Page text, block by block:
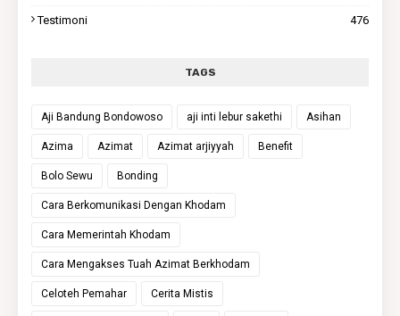
Testimoni 476
TAGS
Aji Bandung Bondowoso aji inti lebur sakethi Asihan
Azima Azimat Azimat arjiyyah Benefit
Bolo Sewu Bonding
Cara Berkomunikasi Dengan Khodam
Cara Memerintah Khodam
Cara Mengakses Tuah Azimat Berkhodam
Celoteh Pemahar Cerita Mistis